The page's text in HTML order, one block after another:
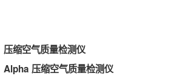
压缩空气质量检测仪
Alpha 压缩空气质量检测仪